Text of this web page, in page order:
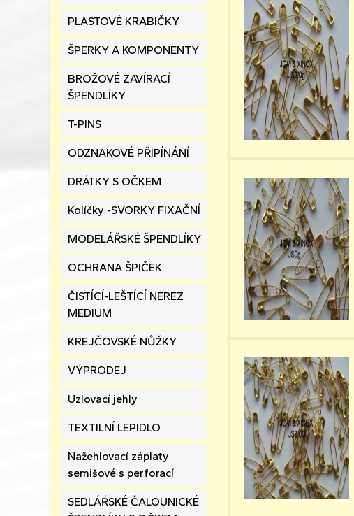
PLASTOVÉ KRABIČKY
ŠPERKY A KOMPONENTY
BROŽOVÉ ZAVÍRACÍ
ŠPENDLÍKY
T-PINS
ODZNAKOVÉ PŘIPÍNÁNÍ
DRÁTKY S OČKEM
Kolíčky -SVORKY FIXAČNÍ
MODELÁŘSKÉ ŠPENDLÍKY
OCHRANA ŠPIČEK
ČISTÍCÍ-LEŠTÍCÍ NEREZ
MEDIUM
KREJČOVSKÉ NŮŽKY
VÝPRODEJ
Uzlovací jehly
TEXTILNÍ LEPIDLO
Nažehlovací záplaty
semišové s perforací
SEDLÁŔSKÉ ČALOUNICKÉ